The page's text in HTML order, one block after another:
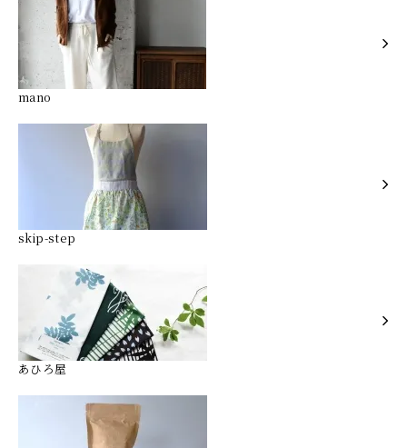
mano
skip-step
あひろ屋